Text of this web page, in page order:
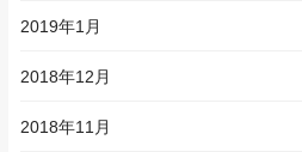
2019年1月
2018年12月
2018年11月